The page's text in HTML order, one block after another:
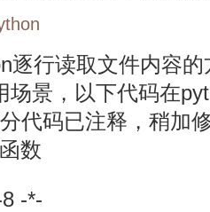
逐行读取文件内容
场景，以下代码在
代码已注释，稍加
数
-*-